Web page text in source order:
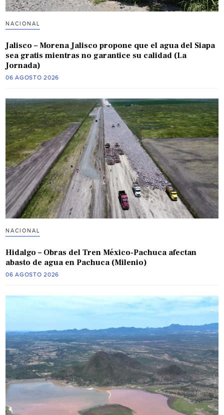
NACIONAL
Jalisco – Morena Jalisco propone que el agua del Siapa
sea gratis mientras no garantice su calidad (La
Jornada)
06 AGOSTO 2026
NACIONAL
Hidalgo – Obras del Tren México-Pachuca afectan
abasto de agua en Pachuca (Milenio)
06 AGOSTO 2026